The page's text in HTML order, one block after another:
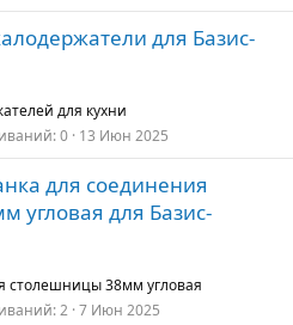
для Базис-
для кухни
0 13 Июн 2025
для соединения
угловая для Базис-
столешницы 38мм угловая
2 7 Июн 2025